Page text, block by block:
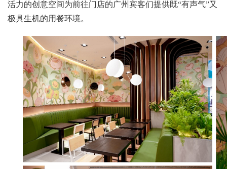
活力的创意空间为前往门店的广州宾客们提供既“有声气”又
极具生机的用餐环境。